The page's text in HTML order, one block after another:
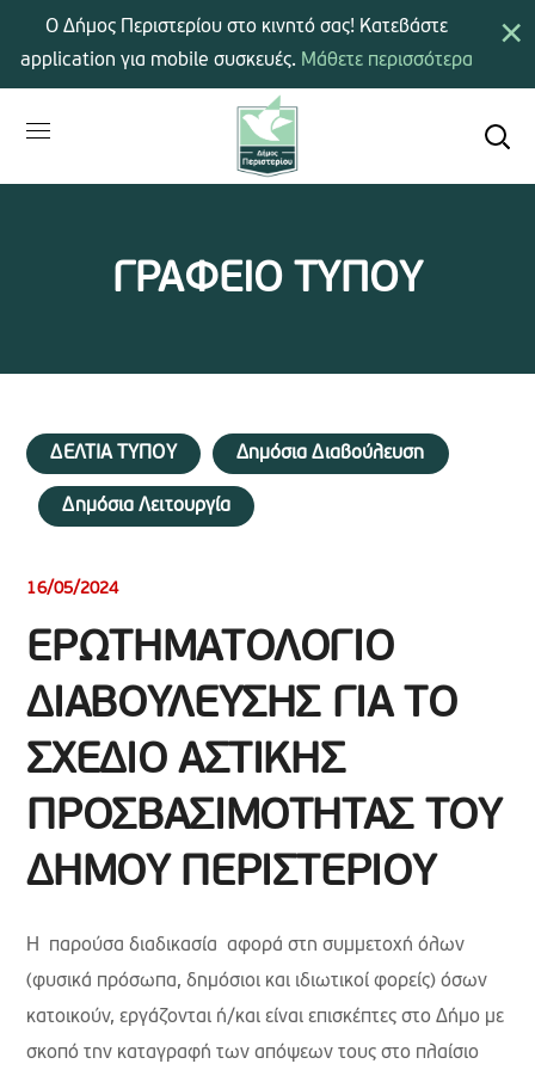
ΓΡΑΦΕΙΟ ΤΥΠΟΥ
ΔΕΛΤΙΑ ΤΥΠΟΥ Δημόσια Διαβούλευση
Δημόσια Λειτουργία
16/05/2024
ΕΡΩΤΗΜΑΤΟΛΟΓΙΟ
ΔΙΑΒΟΥΛΕΥΣΗΣ ΓΙΑ ΤΟ
ΣΧΕΔΙΟ ΑΣΤΙΚΗΣ
ΠΡΟΣΒΑΣΙΜΟΤΗΤΑΣ ΤΟΥ
ΔΗΜΟΥ ΠΕΡΙΣΤΕΡΙΟΥ
Η παρούσα διαδικασία αφορά στη συμμετοχή όλων
(φυσικά πρόσωπα, δημόσιοι και ιδιωτικοί φορείς) όσων
κατοικούν, εργάζονται ή/και είναι επισκέπτες στο Δήμο με
σκοπό την καταγραφή των απόψεων τους στο πλαίσιο
×
Ο Δήμος Περιστερίου στο κινητό σας! Κατεβάστε
application για mobile συσκευές. Μάθετε περισσότερα